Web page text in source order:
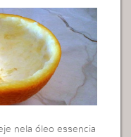
nela óleo essencia